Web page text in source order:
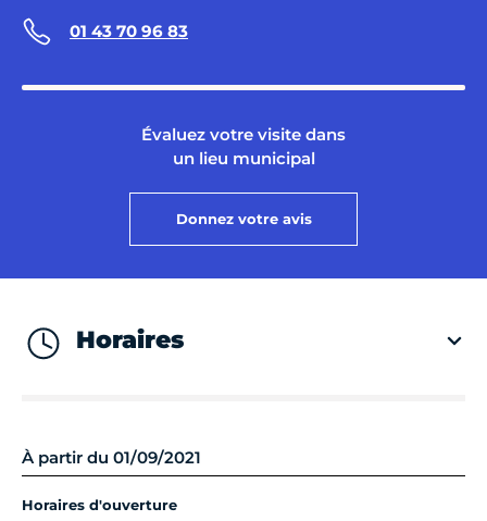
01 43 70 96 83
Évaluez votre visite dans
un lieu municipal
Donnez votre avis
Horaires
À partir du 01/09/2021
Horaires d'ouverture